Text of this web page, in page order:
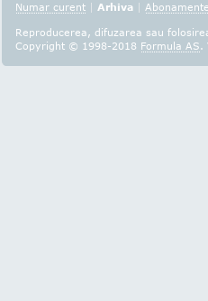
Numar curent | Arhiva | Abonamente
Reproducerea, difuzarea sau
Copyright © 1998-2018 Formula AS.